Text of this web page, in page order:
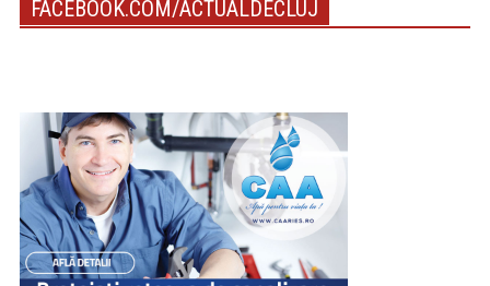
FACEBOOK.COM/ACTUALDECLUJ